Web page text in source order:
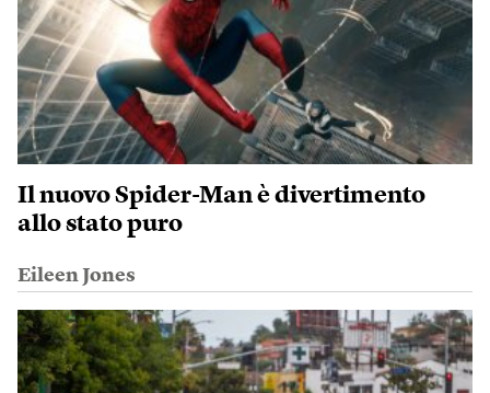
Il nuovo Spider-Man è divertimento
allo stato puro
Eileen Jones